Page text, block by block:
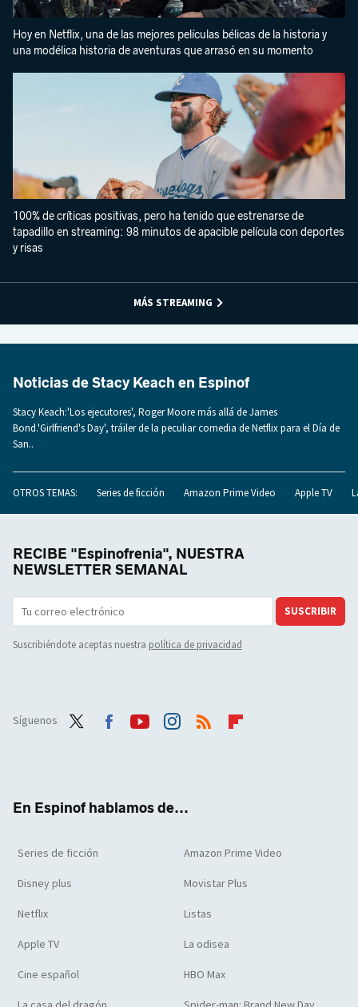
Hoy en Netflix, una de las mejores películas bélicas de la historia y
una modélica historia de aventuras que arrasó en su momento
100% de críticas positivas, pero ha tenido que estrenarse de
tapadillo en streaming: 98 minutos de apacible película con deportes
y risas
MÁS STREAMING
Noticias de Stacy Keach en Espinof
Stacy Keach:'Los ejecutores', Roger Moore más allá de James
Bond.'Girlfriend's Day', tráiler de la peculiar comedia de Netflix para el Día de
San..
OTROS TEMAS: Series de ficción Amazon Prime Video Apple TV
RECIBE "Espinofrenia", NUESTRA
NEWSLETTER SEMANAL
SUSCRIBIR
Suscribiéndote aceptas nuestra política de privacidad
Síguenos
En Espinof hablamos de...
Series de ficción Amazon Prime Video
Disney plus Movistar Plus
Netflix Listas
Apple TV La odisea
Cine español HBO Max